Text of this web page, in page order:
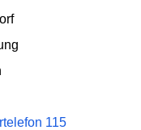
115